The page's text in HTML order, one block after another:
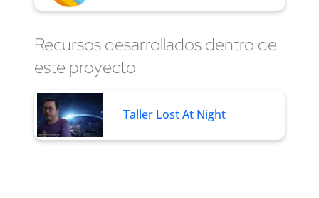
Recursos desarrollados dentro de
este proyecto
Taller Lost At Night